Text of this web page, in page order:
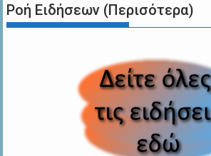
Ροή Ειδήσεων (Περισότερα)